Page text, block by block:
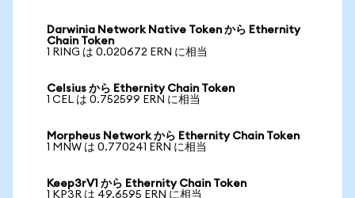
Darwinia Network Native Token から Ethernity
Chain Token
1 RING は 0.020672 ERN に相当
Celsius から Ethernity Chain Token
1 CEL は 0.752599 ERN に相当
Morpheus Network から Ethernity Chain Token
1 MNW は 0.770241 ERN に相当
Keep3rV1 から Ethernity Chain Token
1 KP3R は 49.6595 ERN に相当